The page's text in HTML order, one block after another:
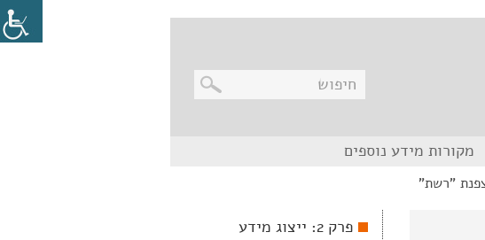
מקורות מידע נוספים
"רשת"
פרק 2: ייצוג מידע